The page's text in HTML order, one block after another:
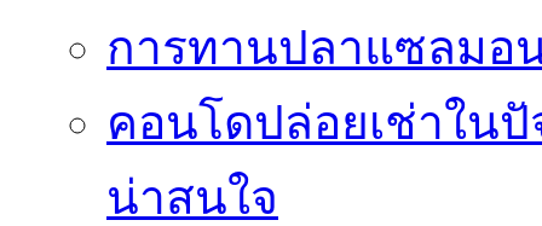
การทานปลาแซลมอ
คอนโดปล่อยเช่าใน
น่าสนใจ